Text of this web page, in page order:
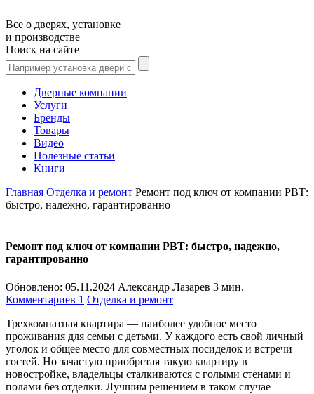
Все о дверях, установке
и производстве
Поиск на сайте
Дверные компании
Услуги
Бренды
Товары
Видео
Полезные статьи
Книги
Главная Отделка и ремонт Ремонт под ключ от компании РВТ:
быстро, надежно, гарантированно
Ремонт под ключ от компании РВТ: быстро, надежно,
гарантированно
Обновлено: 05.11.2024 Александр Лазарев 3 мин.
Комментариев 1 Отделка и ремонт
Трехкомнатная квартира — наиболее удобное место
проживания для семьи с детьми. У каждого есть свой личный
уголок и общее место для совместных посиделок и встречи
гостей. Но зачастую приобретая такую квартиру в
новостройке, владельцы сталкиваются с голыми стенами и
полами без отделки. Лучшим решением в таком случае